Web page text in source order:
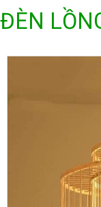
ĐÈN